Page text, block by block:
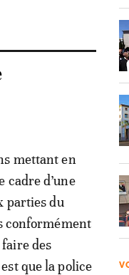
mettant en
cadre d’une
parties du
conformément
des
que la police